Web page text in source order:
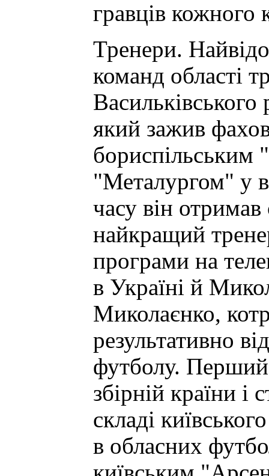
гравців кожного
Тренери.
команд області
який зажив
бориспільським
"Металургом" у
часу він
найкращий
програми на
в Україні й
Миколаєнко,
результативно
футболу. Перший
збірній країни і
складі
в обласних